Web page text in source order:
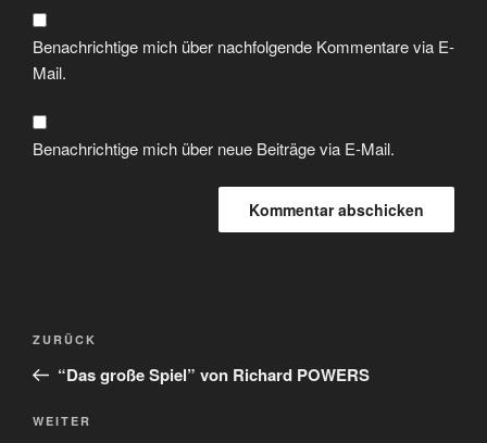
Benachrichtige mich über nachfolgende Kommentare via E-
Mail.
Benachrichtige mich über neue Beiträge via E-Mail.
ZURÜCK
“Das große Spiel” von Richard POWERS
WEITER